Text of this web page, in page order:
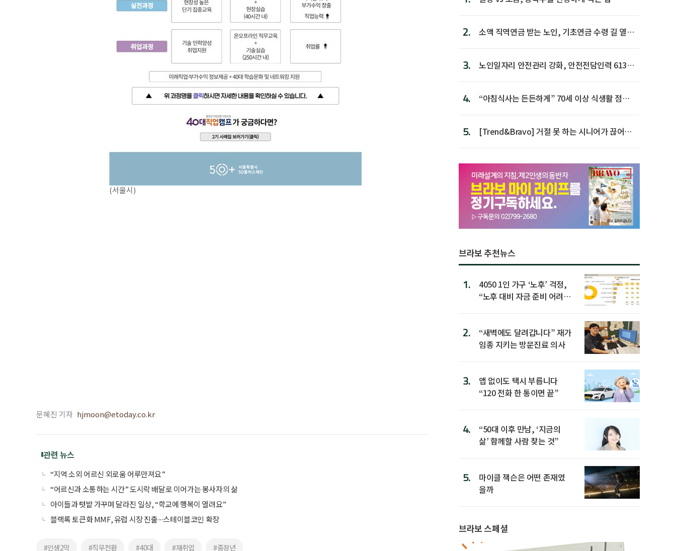
(서울시)
문혜진 기자 hjmoon@etoday.co.kr
관련 뉴스
“지역 소외 어르신 외로움 어루만져요”
“어르신과 소통하는 시간” 도시락 배달로 이어가는 봉사자의 삶
아이들과 텃밭 가꾸며 달라진 일상, “학교에 행복이 열려요”
블랙록 토큰화 MMF, 유럽 시장 진출∙∙∙스테이블코인 확장
#인생2막 #직무전환 #40대 #재취업 #중장년
2.
소액 직역연금 받는 노인, 기초연금 수령 길 열린
3.
노인일자리 안전관리 강화, 안전전담인력 613명
4.
“아침식사는 든든하게” 70세 이상 식생활 점수
5.
[Trend&Bravo] 거절 못 하는 시니어가 끊어야
브라보 추천뉴스
1.
4050 1인 가구 ‘노후’ 걱정,
“노후 대비 자금 준비 어려
2.
“새벽에도 달려갑니다” 재가
임종 지키는 방문진료 의사
3.
앱 없이도 택시 부릅니다
“120 전화 한 통이면 끝”
4.
“50대 이후 만남, ‘지금의
삶’ 함께할 사람 찾는 것”
5.
마이클 잭슨은 어떤 존재였
을까
브라보 스페셜